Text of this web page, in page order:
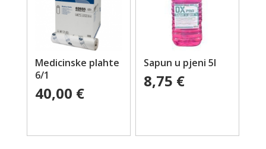
Medicinske plahte
6/1
40,00 €
Sapun u pjeni 5l
8,75 €